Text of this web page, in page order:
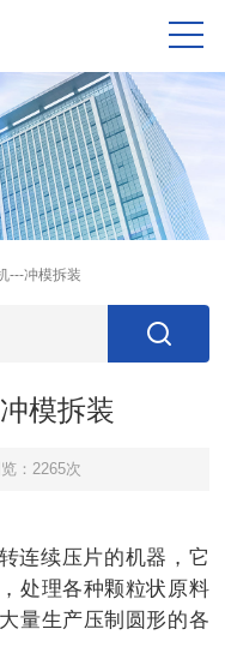
---冲模拆装
模拆装
：2265次
连续压片的机器，它
处理各种颗粒状原料
量生产压制圆形的各